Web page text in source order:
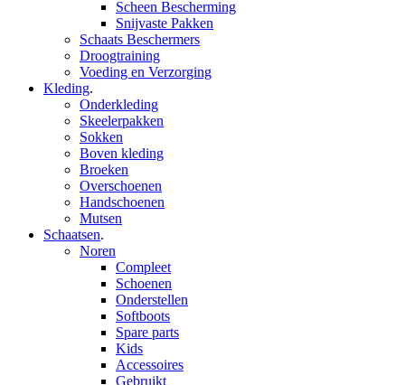
Scheen Bescherming
Snijvaste Pakken
Schaats Beschermers
Droogtraining
Voeding en Verzorging
Kleding.
Onderkleding
Skeelerpakken
Sokken
Boven kleding
Broeken
Overschoenen
Handschoenen
Mutsen
Schaatsen.
Noren
Compleet
Schoenen
Onderstellen
Softboots
Spare parts
Kids
Accessoires
Gebruikt